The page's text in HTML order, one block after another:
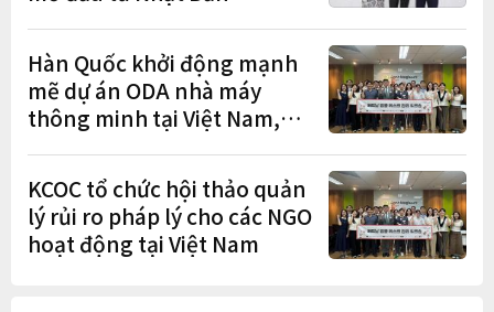
Hàn Quốc khởi động mạnh
mẽ dự án ODA nhà máy
thông minh tại Việt Nam,
KCOC tổ chức hội thảo quản
lý rủi ro pháp lý cho các NGO
hoạt động tại Việt Nam